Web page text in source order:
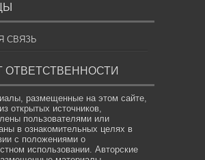
СВЯЗЬ
ОТВЕТСТВЕННОСТИ
размещенные на этом сайте,
открытых источников,
пользователями или
в ознакомительных целях в
с положениями о
использовании. Авторские